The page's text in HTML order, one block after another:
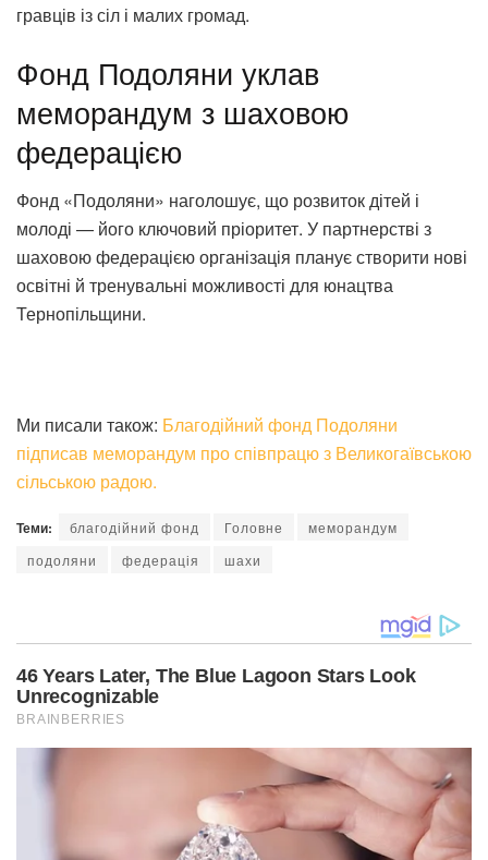
гравців із сіл і малих громад.
Фонд Подоляни уклав
меморандум з шаховою
федерацією
Фонд «Подоляни» наголошує, що розвиток дітей і
молоді — його ключовий пріоритет. У партнерстві з
шаховою федерацією організація планує створити нові
освітні й тренувальні можливості для юнацтва
Тернопільщини.
Ми писали також: Благодійний фонд Подоляни
підписав меморандум про співпрацю з Великогаївською
сільською радою.
Теми: благодійний фонд Головне
меморандум
подоляни
федерація шахи